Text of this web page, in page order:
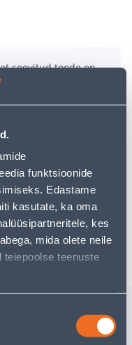
funktsioonide
Edastame
kasutate, ka oma
kes
mida olete neile
teiepoolse teenuste
soovitud toode on
otsas. Siiski
samast
sama palju rõõmu
- oma
avalehele
et leida
ostlemist!